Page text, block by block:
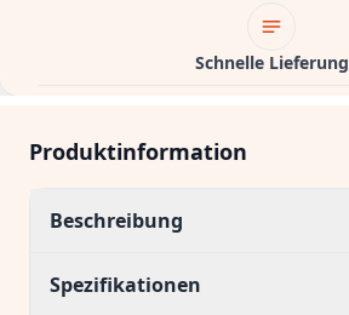
Schnelle Lieferung
Produktinformation
Beschreibung
Spezifikationen